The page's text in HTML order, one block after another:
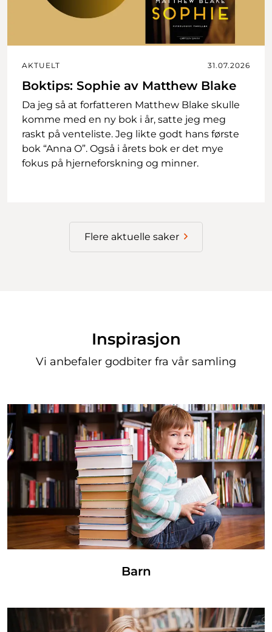
AKTUELT 31.07.2026
Boktips: Sophie av Matthew Blake
Da jeg så at forfatteren Matthew Blake skulle
komme med en ny bok i år, satte jeg meg
raskt på venteliste. Jeg likte godt hans første
bok “Anna O”. Også i årets bok er det mye
fokus på hjerneforskning og minner.
Flere aktuelle saker
Inspirasjon
Vi anbefaler godbiter fra vår samling
Barn